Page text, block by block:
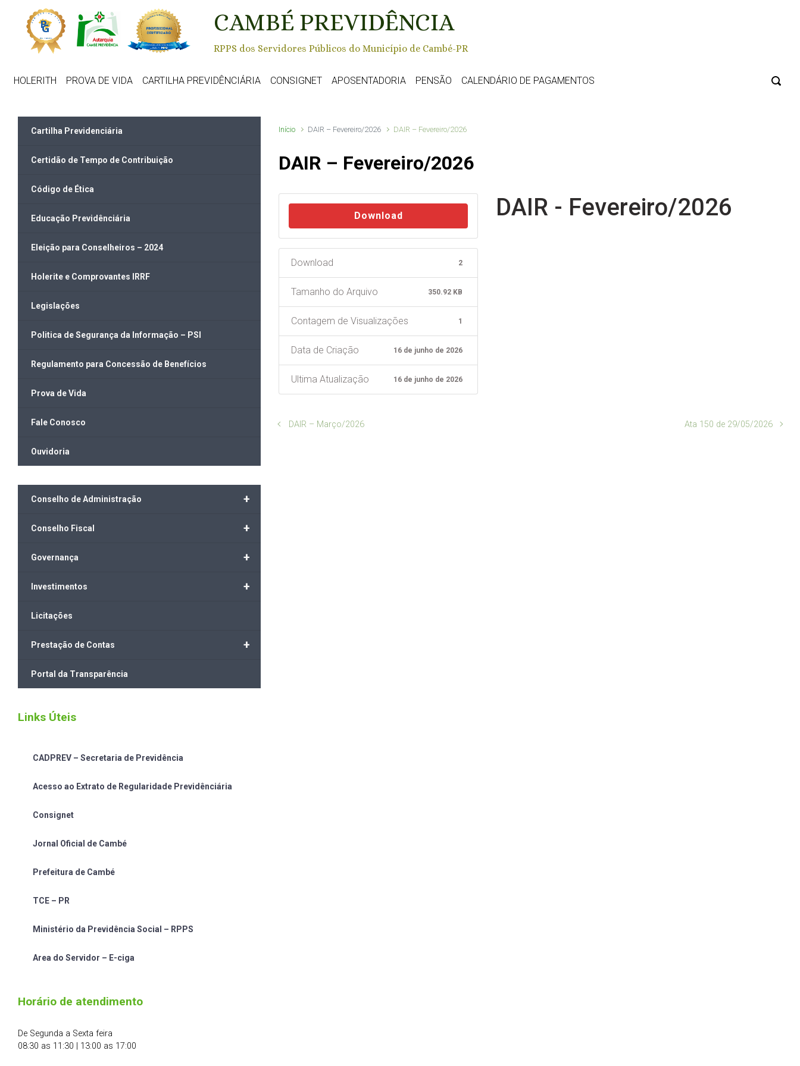
Skip to main content
CAMBÉ PREVIDÊNCIA
RPPS dos Servidores Públicos do Município de Cambé-PR
HOLERITH PROVA DE VIDA CARTILHA PREVIDÊNCIÁRIA CONSIGNET APOSENTADORIA PENSÃO CALENDÁRIO DE PAGAMENTOS
Início DAIR – Fevereiro/2026 DAIR – Fevereiro/2026
DAIR – Fevereiro/2026
Download
Download 2
Tamanho do Arquivo 350.92 KB
Contagem de Visualizações 1
Data de Criação 16 de junho de 2026
Ultima Atualização 16 de junho de 2026
DAIR - Fevereiro/2026
DAIR – Março/2026 Ata 150 de 29/05/2026
Cartilha Previdenciária
Certidão de Tempo de Contribuição
Código de Ética
Educação Previdênciária
Eleição para Conselheiros – 2024
Holerite e Comprovantes IRRF
Legislações
Politica de Segurança da Informação – PSI
Regulamento para Concessão de Benefícios
Prova de Vida
Fale Conosco
Ouvidoria
+
Conselho de Administração
+
Conselho Fiscal
+
Governança
+
Investimentos
Licitações
+
Prestação de Contas
Portal da Transparência
Links Úteis
CADPREV – Secretaria de Previdência
Acesso ao Extrato de Regularidade Previdênciária
Consignet
Jornal Oficial de Cambé
Prefeitura de Cambé
TCE – PR
Ministério da Previdência Social – RPPS
Area do Servidor – E-ciga
Horário de atendimento
De Segunda a Sexta feira
08:30 as 11:30 | 13:00 as 17:00